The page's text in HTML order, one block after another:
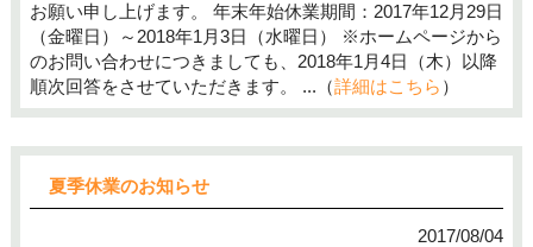
お願い申し上げます。 年末年始休業期間：2017年12月29日
（金曜日）～2018年1月3日（水曜日） ※ホームページから
のお問い合わせにつきましても、2018年1月4日（木）以降
順次回答をさせていただきます。 ...（詳細はこちら ）
夏季休業のお知らせ
2017/08/04